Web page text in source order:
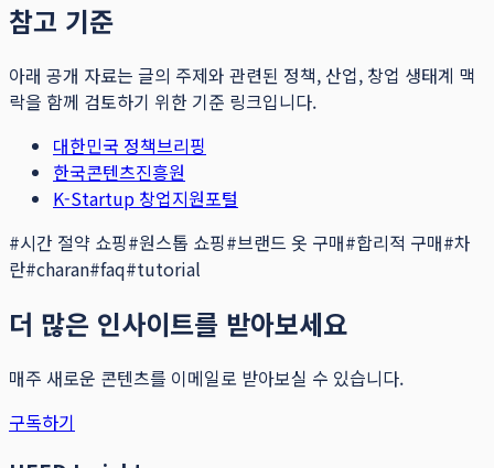
참고 기준
아래 공개 자료는 글의 주제와 관련된 정책, 산업, 창업 생태계 맥
락을 함께 검토하기 위한 기준 링크입니다.
대한민국 정책브리핑
한국콘텐츠진흥원
K-Startup 창업지원포털
#시간 절약 쇼핑#원스톱 쇼핑#브랜드 옷 구매#합리적 구매#차
란#charan#faq#tutorial
더 많은 인사이트를 받아보세요
매주 새로운 콘텐츠를 이메일로 받아보실 수 있습니다.
구독하기